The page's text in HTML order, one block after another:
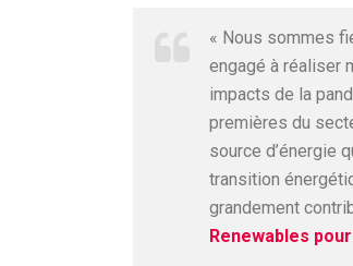
« Nous sommes
engagé à réaliser
impacts de la
premières du
source d’énergie
transition
grandement
Renewables